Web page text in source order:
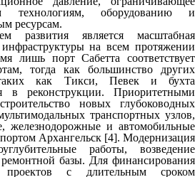
технологиям, оборудованию и
ресурсам.
развития является масштабная
на всем протяжении
лишь порт Сабетта соответствует
тогда как большинство других
как Тикси, Певек и бухта
в реконструкции. Приоритетными
новых глубоководных
транспортных узлов,
железнодорожные и автомобильные
Архангельск [4]. Модернизация
работы, возведение
базы. Для финансирования
проектов с длительным сроком